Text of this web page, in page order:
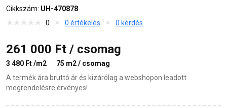
Cikkszám: UH-470878
0
0 értékelés 0 kérdés
261 000 Ft / csomag
3 480 Ft /m2
75 m2 / csomag
A termék ára bruttó ár és kizárólag a webshopon leadott
megrendelésre érvényes!